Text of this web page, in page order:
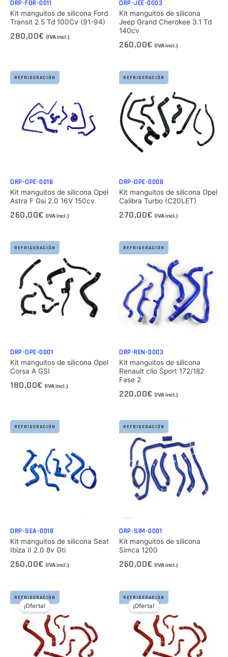
DRP-FOR-0011
Kit manguitos de silicona Ford
Transit 2.5 Td 100Cv (91-94)
280,00€ (IVA incl.)
DRP-JEE-0003
Kit manguitos de silicona
Jeep Grand Cherokee 3.1 Td
140cv
260,00€ (IVA incl.)
REFRIGERACIÓN
DRP-OPE-0018
Kit manguitos de silicona Opel
Astra F Gsi 2.0 16V 150cv
260,00€ (IVA incl.)
REFRIGERACIÓN
DRP-OPE-0008
Kit manguitos de silicona Opel
Calibra Turbo (C20LET)
270,00€ (IVA incl.)
REFRIGERACIÓN
DRP-OPE-0001
Kit manguitos de silicona Opel
Corsa A GSI
180,00€ (IVA incl.)
REFRIGERACIÓN
DRP-REN-0003
Kit manguitos de silicona
Renault clio Sport 172/182
Fase 2
220,00€ (IVA incl.)
REFRIGERACIÓN
DRP-SEA-0018
Kit manguitos de silicona Seat
Ibiza II 2.0 8v Gti
260,00€ (IVA incl.)
REFRIGERACIÓN
DRP-SIM-0001
Kit manguitos de silicona
Simca 1200
260,00€ (IVA incl.)
REFRIGERACIÓN
¡Oferta!
REFRIGERACIÓN
¡Oferta!